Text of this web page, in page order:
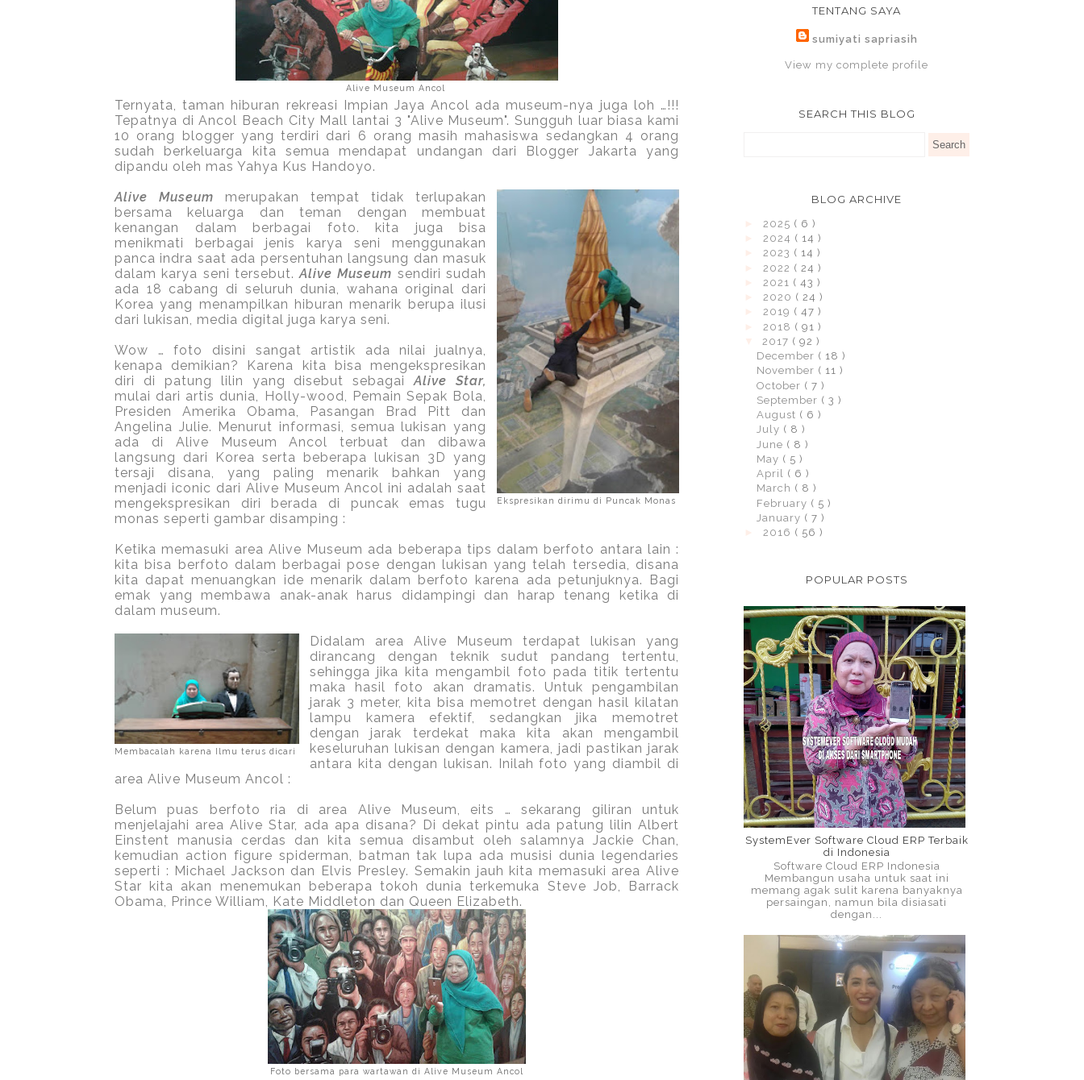
Alive Museum Ancol
Ternyata, taman hiburan rekreasi Impian Jaya Ancol ada museum-nya juga loh …!!!
Tepatnya di Ancol Beach City Mall lantai 3 "Alive Museum". Sungguh luar biasa kami
10 orang blogger yang terdiri dari 6 orang masih mahasiswa sedangkan 4 orang
sudah berkeluarga kita semua mendapat undangan dari Blogger Jakarta yang
dipandu oleh mas Yahya Kus Handoyo.
Ekspresikan dirimu di Puncak Monas
Alive Museum merupakan tempat tidak terlupakan
bersama keluarga dan teman dengan membuat
kenangan dalam berbagai foto. kita juga bisa
menikmati berbagai jenis karya seni menggunakan
panca indra saat ada persentuhan langsung dan masuk
dalam karya seni tersebut.Alive Museum sendiri sudah
ada 18 cabang di seluruh dunia, wahana original dari
Korea yang menampilkan hiburan menarik berupa ilusi
dari lukisan, media digital juga karya seni.
Wow … foto disini sangat artistik ada nilai jualnya,
kenapa demikian? Karena kita bisa mengekspresikan
diri di patung lilin yang disebut sebagaiAlive Star,
mulai dari artis dunia, Holly-wood, Pemain Sepak Bola,
Presiden Amerika Obama, Pasangan Brad Pitt dan
Angelina Julie. Menurut informasi, semua lukisan yang
ada di Alive Museum Ancol terbuat dan dibawa
langsung dari Korea serta beberapa lukisan 3D yang
tersaji disana, yang paling menarik bahkan yang
menjadi iconic dari Alive Museum Ancol ini adalah saat
mengekspresikan diri berada di puncak emas tugu
monas seperti gambar disamping :
Ketika memasuki area Alive Museum ada beberapa tips dalam berfoto antara lain :
kita bisa berfoto dalam berbagai pose dengan lukisan yang telah tersedia, disana
kita dapat menuangkan ide menarik dalam berfoto karena ada petunjuknya. Bagi
emak yang membawa anak-anak harus didampingi dan harap tenang ketika di
dalam museum.
Membacalah karena Ilmu terus dicari
Didalam area Alive Museum terdapat lukisan yang
dirancang dengan teknik sudut pandang tertentu,
sehingga jika kita mengambil foto pada titik tertentu
maka hasil foto akan dramatis. Untuk pengambilan
jarak 3 meter, kita bisa memotret dengan hasil kilatan
lampu kamera efektif, sedangkan jika memotret
dengan jarak terdekat maka kita akan mengambil
keseluruhan lukisan dengan kamera, jadi pastikan jarak
antara kita dengan lukisan. Inilah foto yang diambil di
area Alive Museum Ancol :
Belum puas berfoto ria di area Alive Museum, eits … sekarang giliran untuk
menjelajahi area Alive Star, ada apa disana? Di dekat pintu ada patung lilin Albert
Einstent manusia cerdas dan kita semua disambut oleh salamnya Jackie Chan,
kemudian action figure spiderman, batman tak lupa ada musisi dunia legendaries
seperti : Michael Jackson dan Elvis Presley. Semakin jauh kita memasuki area Alive
Star kita akan menemukan beberapa tokoh dunia terkemuka Steve Job, Barrack
Obama, Prince William, Kate Middleton dan Queen Elizabeth.
Foto bersama para wartawan di Alive Museum Ancol
TENTANG SAYA
sumiyati sapriasih
View my complete profile
SEARCH THIS BLOG
BLOG ARCHIVE
2025 ( 6 )
2024 ( 14 )
2023 ( 14 )
2022 ( 24 )
2021 ( 43 )
2020 ( 24 )
2019 ( 47 )
2018 ( 91 )
2017 ( 92 )
December ( 18 )
November ( 11 )
October ( 7 )
September ( 3 )
August ( 6 )
July ( 8 )
June ( 8 )
May ( 5 )
April ( 6 )
March ( 8 )
February ( 5 )
January ( 7 )
2016 ( 56 )
POPULAR POSTS
SystemEver Software Cloud ERP Terbaik
di Indonesia
Software Cloud ERP Indonesia
Membangun usaha untuk saat ini
memang agak sulit karena banyaknya
persaingan, namun bila disiasati
dengan...